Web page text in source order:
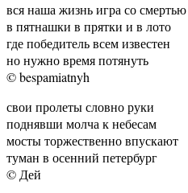
вся наша жизнь игра со смертью
в пятнашки в прятки и в лото
где победитель всем известен
но нужно время потянуть
© bespamiatnyh
свои пролеты словно руки
поднявши молча к небесам
мосты торжественно впускают
туман в осенний петербург
© Дей